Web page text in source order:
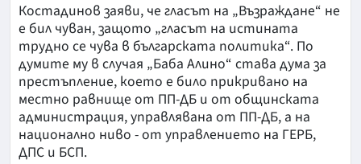
Костадинов заяви, че гласът на „Възраждане“ не
е бил чуван, защото „гласът на истината
трудно се чува в българската политика“. По
думите му в случая „Баба Алино“ става дума за
престъпление, което е било прикривано на
местно равнище от ПП-ДБ и от общинската
администрация, управлявана от ПП-ДБ, а на
национално ниво - от управлението на ГЕРБ,
ДПС и БСП.